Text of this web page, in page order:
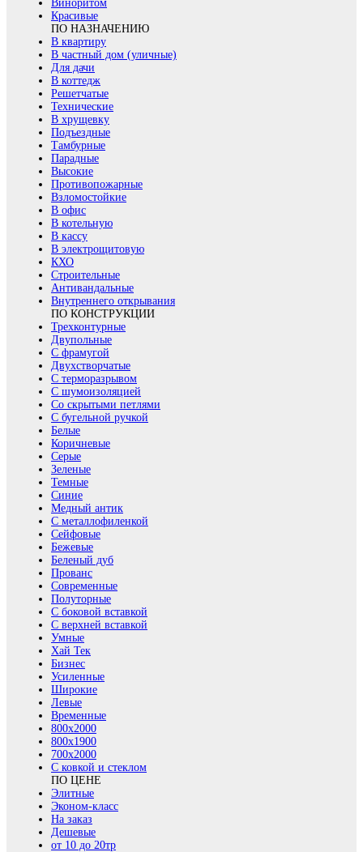
Виноритом
Красивые
ПО НАЗНАЧЕНИЮ
В квартиру
В частный дом (уличные)
Для дачи
В коттедж
Решетчатые
Технические
В хрущевку
Подъездные
Тамбурные
Парадные
Высокие
Противопожарные
Взломостойкие
В офис
В котельную
В кассу
В электрощитовую
КХО
Строительные
Антивандальные
Внутреннего открывания
ПО КОНСТРУКЦИИ
Трехконтурные
Двупольные
С фрамугой
Двухстворчатые
С терморазрывом
С шумоизоляцией
Со скрытыми петлями
С бугельной ручкой
Белые
Коричневые
Серые
Зеленые
Темные
Синие
Медный антик
С металлофиленкой
Сейфовые
Бежевые
Беленый дуб
Прованс
Современные
Полуторные
С боковой вставкой
С верхней вставкой
Умные
Хай Тек
Бизнес
Усиленные
Широкие
Левые
Временные
800х2000
800x1900
700x2000
С ковкой и стеклом
ПО ЦЕНЕ
Элитные
Эконом-класс
На заказ
Дешевые
от 10 до 20тр